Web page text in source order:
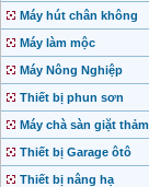
Máy hút chân không
Máy làm mộc
Máy Nông Nghiệp
Thiết bị phun sơn
Máy chà sàn giặt thảm
Thiết bị Garage ôtô
Thiết bị nâng hạ